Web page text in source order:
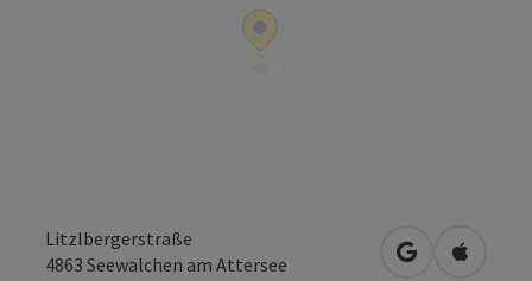
Litzlbergerstraße
4863 Seewalchen am Attersee in Google
in